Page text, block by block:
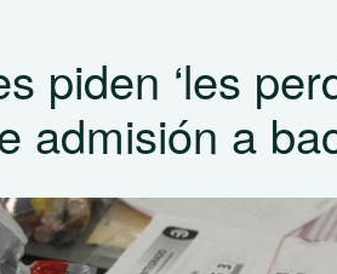
piden ‘les
admisión a